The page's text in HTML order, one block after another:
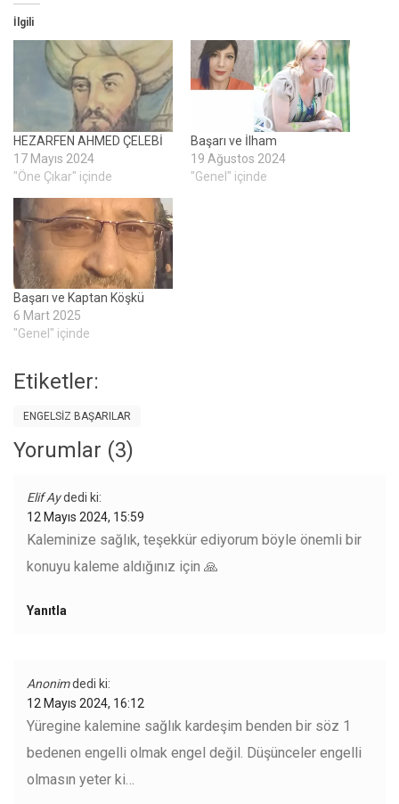
İlgili
HEZARFEN AHMED ÇELEBİ
17 Mayıs 2024
"Öne Çıkar" içinde
Başarı ve İlham
19 Ağustos 2024
"Genel" içinde
Başarı ve Kaptan Köşkü
6 Mart 2025
"Genel" içinde
Etiketler:
ENGELSİZ BAŞARILAR
Yorumlar (3)
Elif Aydedi ki:
12 Mayıs 2024, 15:59
Kaleminize sağlık, teşekkür ediyorum böyle önemli bir
konuyu kaleme aldığınız için 🙏
Yanıtla
Anonimdedi ki:
12 Mayıs 2024, 16:12
Yüregine kalemine sağlık kardeşim benden bir söz 1
bedenen engelli olmak engel değil. Düşünceler engelli
olmasın yeter ki…